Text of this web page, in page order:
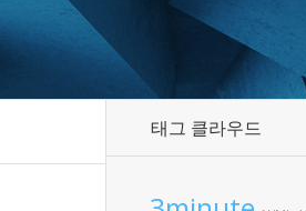
태그 클라우드